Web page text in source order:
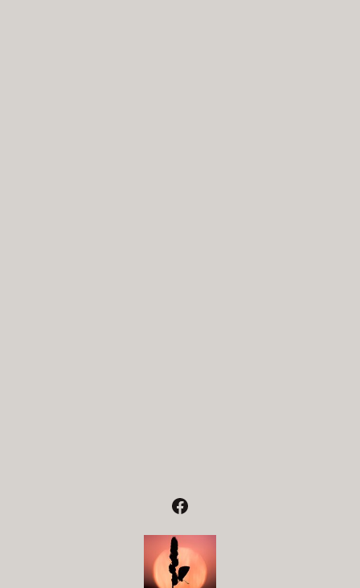
Facebook